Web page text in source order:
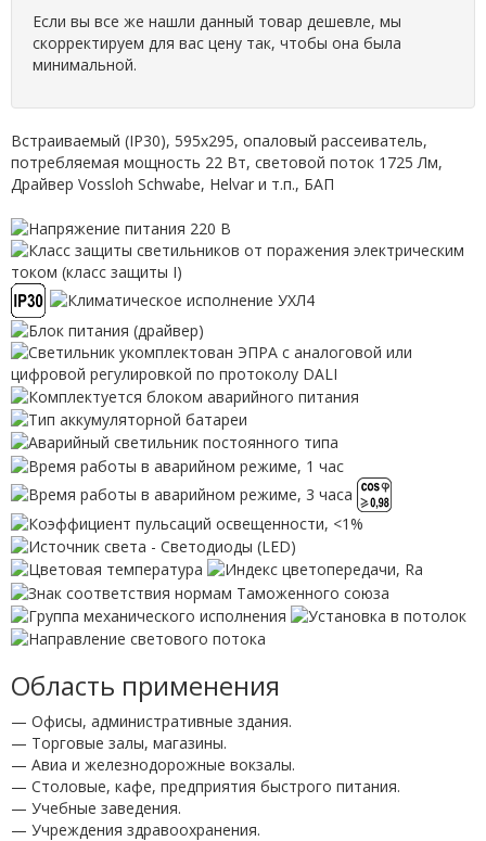
Если вы все же нашли данный товар дешевле, мы
скорректируем для вас цену так, чтобы она была
минимальной.
Встраиваемый (IP30), 595х295, опаловый рассеиватель,
потребляемая мощность 22 Вт, световой поток 1725 Лм,
Драйвер Vossloh Schwabe, Helvar и т.п., БАП
Область применения
— Офисы, административные здания.
— Торговые залы, магазины.
— Авиа и железнодорожные вокзалы.
— Столовые, кафе, предприятия быстрого питания.
— Учебные заведения.
— Учреждения здравоохранения.